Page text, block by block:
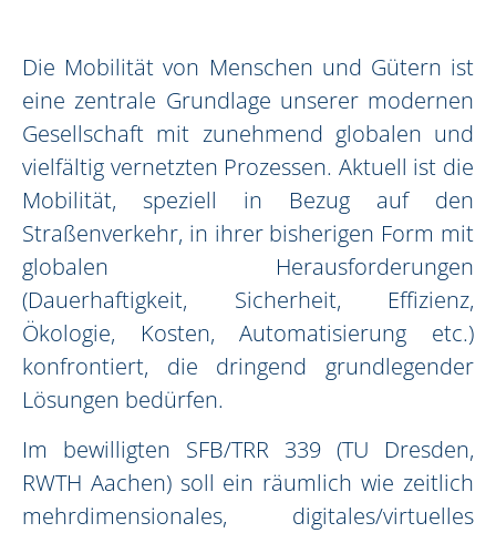
Die Mobilität von Menschen und Gütern ist
eine zentrale Grundlage unserer modernen
Gesellschaft mit zunehmend globalen und
vielfältig vernetzten Prozessen. Aktuell ist die
Mobilität, speziell in Bezug auf den
Straßenverkehr, in ihrer bisherigen Form mit
globalen Herausforderungen
(Dauerhaftigkeit, Sicherheit, Effizienz,
Ökologie, Kosten, Automatisierung etc.)
konfrontiert, die dringend grundlegender
Lösungen bedürfen.
Im bewilligten SFB/TRR 339 (TU Dresden,
RWTH Aachen) soll ein räumlich wie zeitlich
mehrdimensionales, digitales/virtuelles